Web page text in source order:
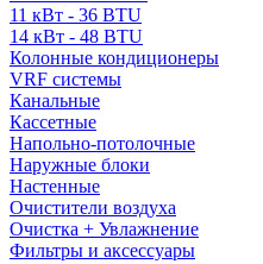
11 кВт - 36 BTU
14 кВт - 48 BTU
Колонные кондиционеры
VRF системы
Канальные
Кассетные
Напольно-потолочные
Наружные блоки
Настенные
Очистители воздуха
Очистка + Увлажнение
Фильтры и аксессуары